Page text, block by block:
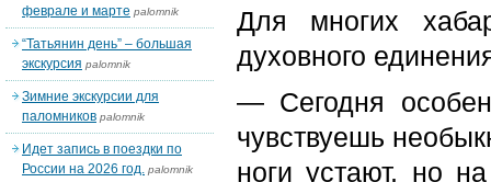
Для многих
духовного
— Сегодня
чувствуешь
ноги устают, но
феврале и марте palomnik
“Татьянин день” – большая
экскурсия palomnik
Зимние экскурсии для
паломников palomnik
Идет запись в поездки по
России на 2026 год. palomnik